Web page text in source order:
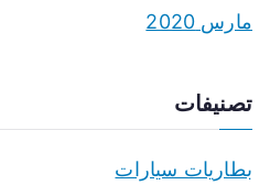
مارس 2020
تصنيفات
بطاريات سيارات